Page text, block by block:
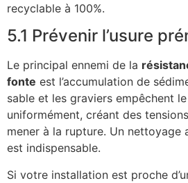
recyclable à 100%.
5.1 Prévenir l’usure
Le principal ennemi de la
fonte est l’accumulation de
sable et les graviers empêchent
uniformément, créant des
mener à la rupture. Un nettoyage
est indispensable.
Si votre installation est proche